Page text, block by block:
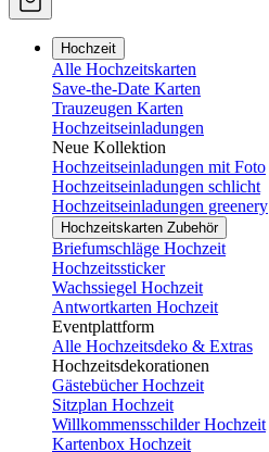
Hochzeit
Alle Hochzeitskarten
Save-the-Date Karten
Trauzeugen Karten
Hochzeitseinladungen
Neue Kollektion
Hochzeitseinladungen mit Foto
Hochzeitseinladungen schlicht
Hochzeitseinladungen greenery
Hochzeitskarten Zubehör
Briefumschläge Hochzeit
Hochzeitssticker
Wachssiegel Hochzeit
Antwortkarten Hochzeit
Eventplattform
Alle Hochzeitsdeko & Extras
Hochzeitsdekorationen
Gästebücher Hochzeit
Sitzplan Hochzeit
Willkommensschilder Hochzeit
Kartenbox Hochzeit